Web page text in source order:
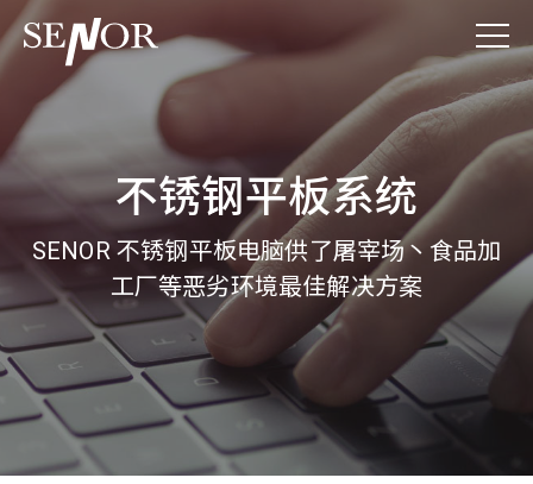
不锈钢平板系统
SENOR 不锈钢平板电脑供了屠宰场丶食品加
工厂等恶劣环境最佳解决方案